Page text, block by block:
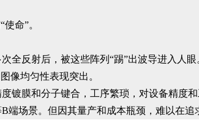
命”。
全反射后，被这些阵列“踢”出波导进入人眼
像均匀性表现突出。
镀膜和分子键合，工序繁琐，对设备精度
场景。但因其量产和成本瓶颈，难以在追